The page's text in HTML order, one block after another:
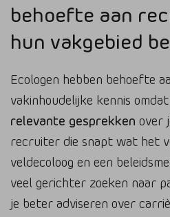
behoefte aan
hun vakgebied
Ecologen hebben behoefte
vakinhoudelijke kennis
relevante gesprekken over
recruiter die snapt wat het
veldecoloog en een
veel gerichter zoeken naar
je beter adviseren over